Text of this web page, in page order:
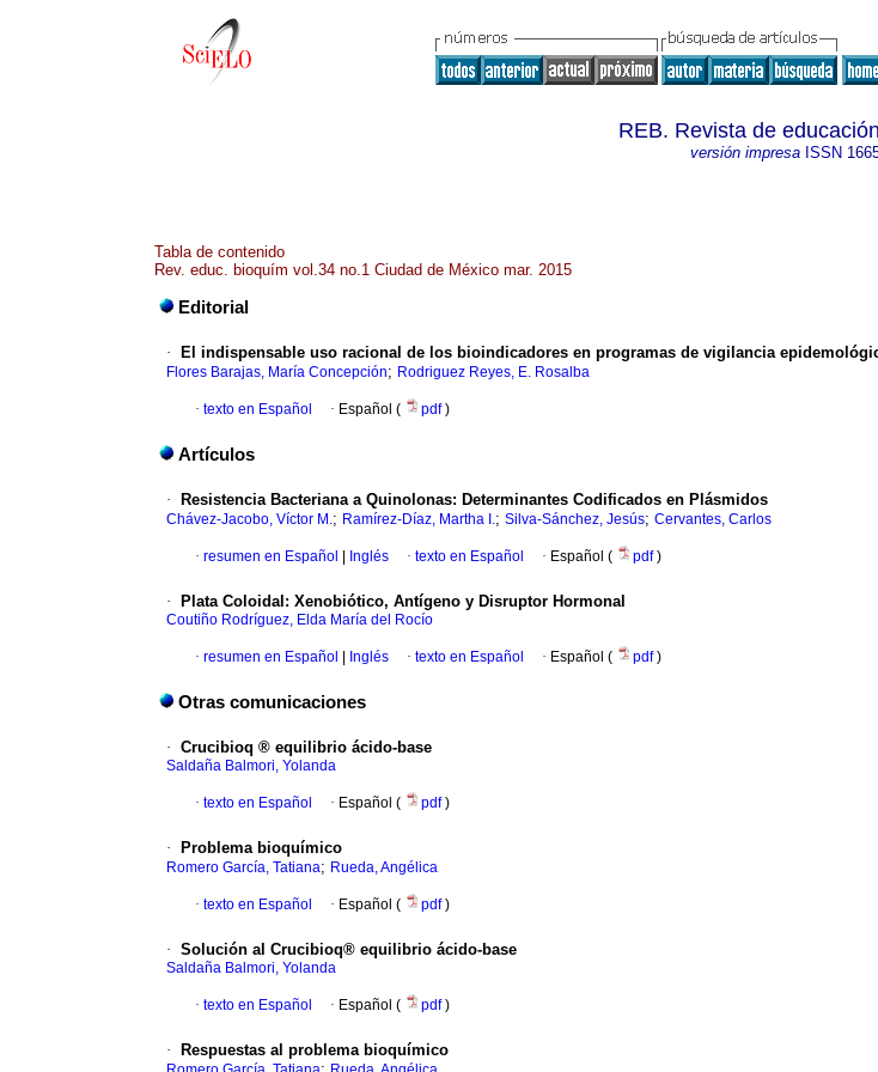
REB. Revista de
versión impresaISSN
Tabla de contenido
Rev. educ. bioquím vol.34 no.1 Ciudad de México mar. 2015
Editorial
· El indispensable uso racional de los bioindicadores en programas de vigilancia
Flores Barajas, María Concepción; Rodriguez Reyes, E. Rosalba
· texto en Español · Español ( pdf)
Artículos
· Resistencia Bacteriana a Quinolonas: Determinantes Codificados en Plásmidos
Chávez-Jacobo, Víctor M.; Ramírez-Díaz, Martha I.; Silva-Sánchez, Jesús; Cervantes, Carlos
· resumen en Español Inglés · texto en Español · Español ( pdf)
· Plata Coloidal: Xenobiótico, Antígeno y Disruptor Hormonal
Coutiño Rodríguez, Elda María del Rocío
· resumen en Español Inglés · texto en Español · Español ( pdf)
Otras comunicaciones
· Crucibioq ® equilibrio ácido-base
Saldaña Balmori, Yolanda
· texto en Español · Español ( pdf)
· Problema bioquímico
Romero García, Tatiana; Rueda, Angélica
· texto en Español · Español ( pdf)
· Solución al Crucibioq® equilibrio ácido-base
Saldaña Balmori, Yolanda
· texto en Español · Español ( pdf)
· Respuestas al problema bioquímico